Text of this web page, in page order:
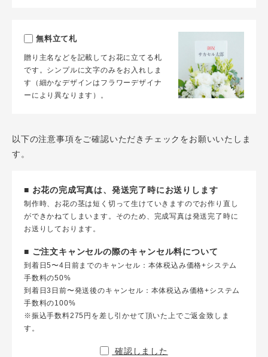
無料立て札
贈り主名などを記載してお花に立てる札
です。シンプルに文字のみをお入れしま
す（細かなデザインはフラワーデザイナ
ーにより異なります）。
以下の注意事項をご確認いただきチェックをお願いいたしま
す。
■ お花の完成写真は、発送完了時にお送りします
制作時、お花の茎は短く切って生けていきますのでお作り直し
ができかねてしまいます。そのため、完成写真は発送完了時に
お送りしております。
■ ご注文キャンセルの際のキャンセル料について
到着日5〜4日前までのキャンセル：本体税込み価格+システム
手数料の50%
到着日3日前〜発送後のキャンセル：本体税込み価格+システム
手数料の100%
※振込手数料275円を差し引かせて頂いた上でご返金致しま
す。
確認しました